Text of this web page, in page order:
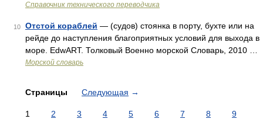
Справочник технического переводчика
10 Отстой кораблей — (судов) стоянка в порту, бухте или на
рейде до наступления благоприятных условий для выхода в
море. EdwART. Толковый Военно морской Словарь, 2010 …
Морской словарь
Страницы Следующая →
1 2 3 4 5 6 7 8
9